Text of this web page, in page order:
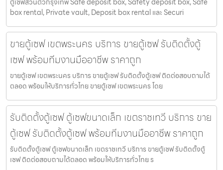
ตู้เซฟส่วนตัวกรุงเทพ Safe deposit box, Safety deposit box, Safe
box rental, Private vault, Deposit box rental และ Securi
ขายตู้เซฟ เขตพระนคร บริการ ขายตู้เซฟ รับติดตั้งตู้
เซฟ พร้อมทีมงานมืออาชีพ ราคาถูก
ขายตู้เซฟ เขตพระนคร บริการ ขายตู้เซฟ รับติดตั้งตู้เซฟ ติดต่อสอบถามได้
ตลอด พร้อมให้บริการทั่วไทย ขายตู้เซฟ เขตพระนคร โดย
รับติดตั้งตู้เซฟ ตู้เซฟขนาดเล็ก เขตราชเทวี บริการ ขาย
ตู้เซฟ รับติดตั้งตู้เซฟ พร้อมทีมงานมืออาชีพ ราคาถูก
รับติดตั้งตู้เซฟ ตู้เซฟขนาดเล็ก เขตราชเทวี บริการ ขายตู้เซฟ รับติดตั้งตู้
เซฟ ติดต่อสอบถามได้ตลอด พร้อมให้บริการทั่วไทย ร